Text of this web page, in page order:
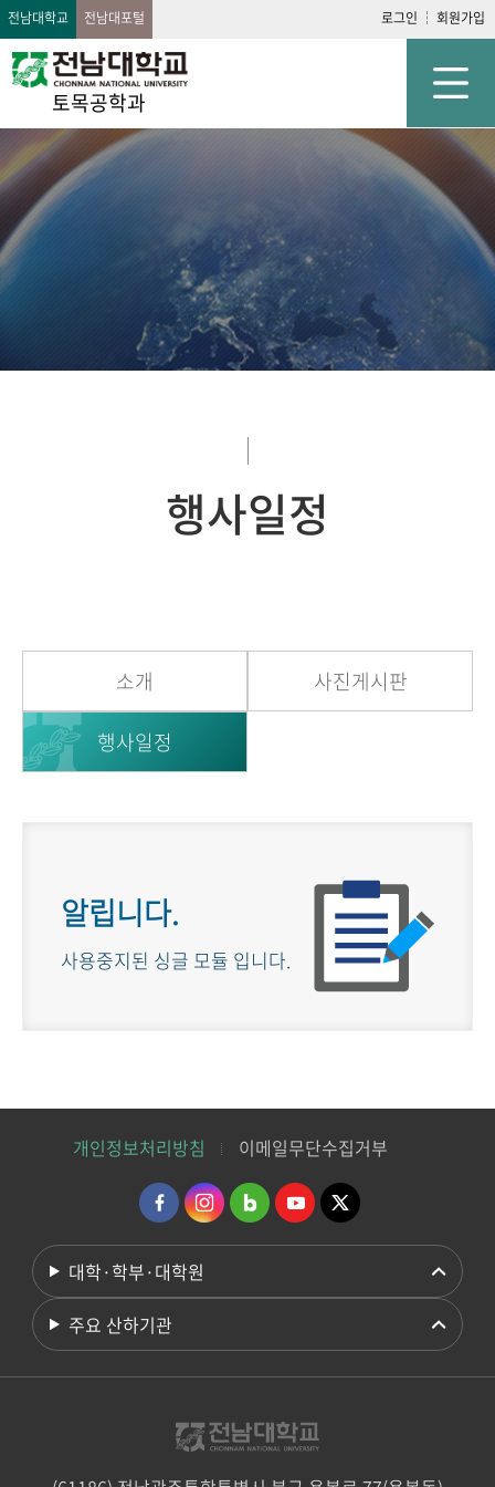
전남대학교 전남대포털 로그인 회원가입
토목공학과
행사일정
소개 사진게시판
행사일정
알립니다.
사용중지된 싱글 모듈 입니다.
개인정보처리방침 이메일무단수집거부
대학·학부·대학원
주요 산하기관